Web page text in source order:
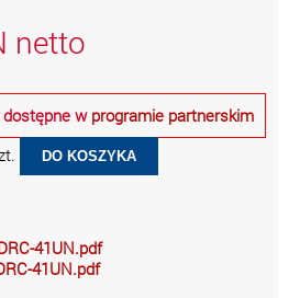
netto
dostępne w programie partnerskim
41UN.pdf
41UN.pdf